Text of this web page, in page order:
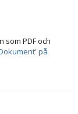
PDF och
på